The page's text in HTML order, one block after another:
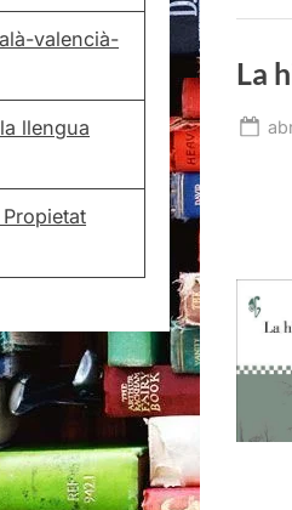
La
valencià-
llengua